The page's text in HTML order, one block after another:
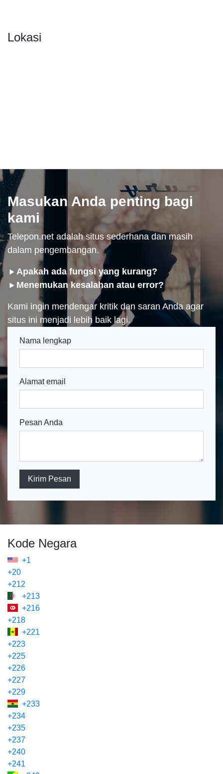
Lokasi
Masukan Anda penting bagi
kami
Telepon.net adalah situs sederhana dan masih
dalam pengembangan.
Apakah ada fungsi yang kurang?
Menemukan kesalahan atau error?
Kami ingin mendengar kritik dan saran Anda agar
situs ini menjadi lebih baik lagi.
Nama lengkap
Alamat email
Pesan Anda
Kirim Pesan
Kode Negara
+1
+20
+212
+213
+216
+218
+221
+223
+225
+226
+227
+229
+233
+234
+235
+237
+240
+241